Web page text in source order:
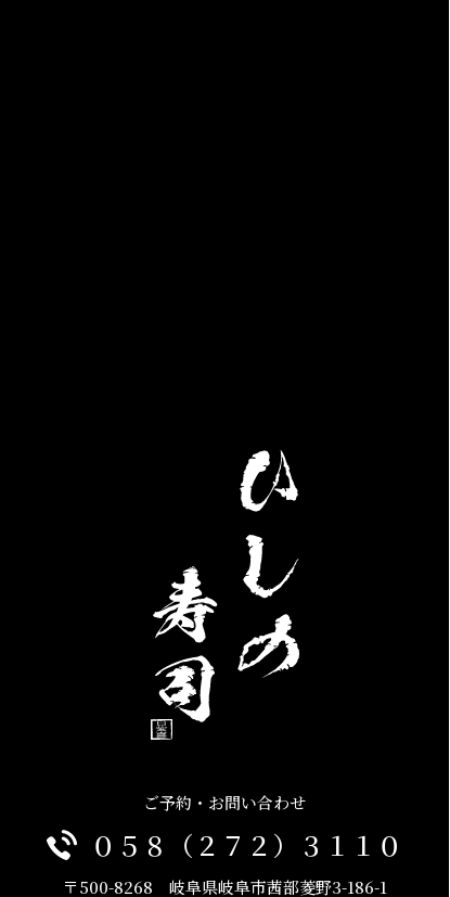
ご予約・お問い合わせ
０５８（２７２）３１１０
〒500-8268 岐阜県岐阜市茜部菱野3-186-1